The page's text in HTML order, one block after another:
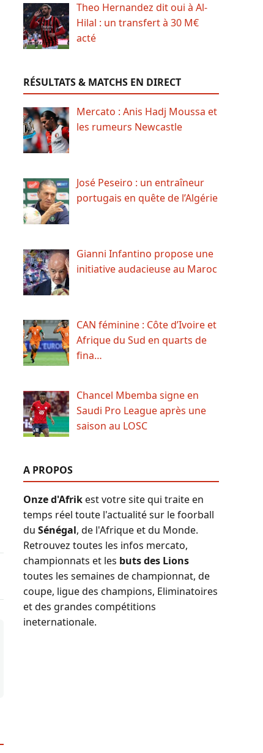
Theo Hernandez dit oui à Al-
Hilal : un transfert à 30 M€
acté
RÉSULTATS & MATCHS EN DIRECT
Mercato : Anis Hadj Moussa et
les rumeurs Newcastle
José Peseiro : un entraîneur
portugais en quête de l’Algérie
Gianni Infantino propose une
initiative audacieuse au Maroc
CAN féminine : Côte d’Ivoire et
Afrique du Sud en quarts de
fina…
Chancel Mbemba signe en
Saudi Pro League après une
saison au LOSC
A PROPOS
Onze d'Afrikest votre site qui traite en
temps réel toute l'actualité sur le foorball
du Sénégal, de l'Afrique et du Monde.
Retrouvez toutes les infos mercato,
championnats et les buts des Lions
toutes les semaines de championnat, de
coupe, ligue des champions, Eliminatoires
et des grandes compétitions
ineternationale.